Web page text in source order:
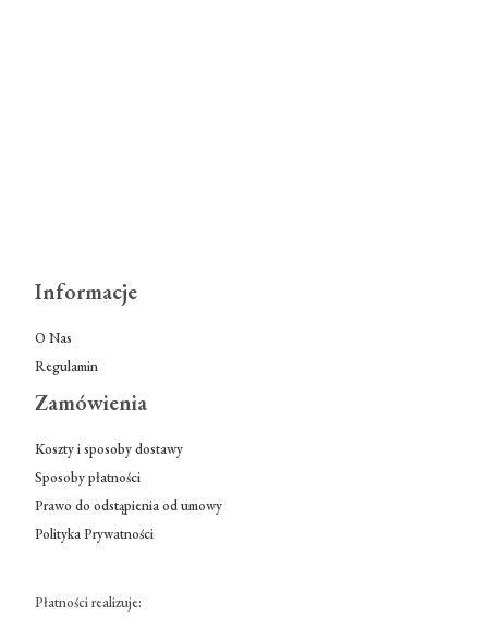
Informacje
O Nas
Regulamin
Zamówienia
Koszty i sposoby dostawy
Sposoby płatności
Prawo do odstąpienia od umowy
Polityka Prywatności
Płatności realizuje: